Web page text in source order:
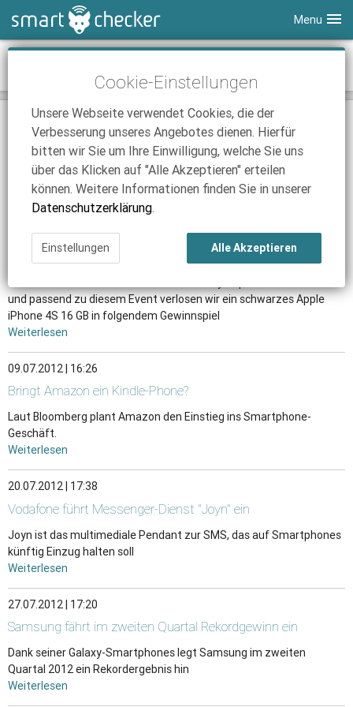
Menu
Smartphone Vergleich
Anbieter
iPhone Tarifvergleich
News
Ratgeber
Tarifvergleich
Tablet Vergleich
Surfsticks
iPad Tarifvergleich
News
Tarifvergleich
Internetanbieter
DSL Tarife
News
SmartChecker TV
02.07.2012 | 15:56
Roamingverordnung: EU reguliert erneut Roaming-Gebühren
Seit dem 1. Juli ist das Telefonieren, Texten und Surfen im EU-
Ausland erneut preiswerter geworden.
Weiterlesen
05.07.2012 | 09:34
Homestory Cup V - Gewinnspiel
Heute um 14.00 Uhr startet der Homestory Cup V auf Taketv.net
und passend zu diesem Event verlosen wir ein schwarzes Apple
iPhone 4S 16 GB in folgendem Gewinnspiel
Weiterlesen
09.07.2012 | 16:26
Bringt Amazon ein Kindle-Phone?
Laut Bloomberg plant Amazon den Einstieg ins Smartphone-
Geschäft.
Weiterlesen
20.07.2012 | 17:38
Vodafone führt Messenger-Dienst "Joyn" ein
Joyn ist das multimediale Pendant zur SMS, das auf Smartphones
künftig Einzug halten soll
Weiterlesen
27.07.2012 | 17:20
Samsung fährt im zweiten Quartal Rekordgewinn ein
Dank seiner Galaxy-Smartphones legt Samsung im zweiten
Quartal 2012 ein Rekordergebnis hin
Weiterlesen
Cookie-Einstellungen
Unsere Webseite verwendet Cookies, die der
Verbesserung unseres Angebotes dienen. Hierfür
bitten wir Sie um Ihre Einwilligung, welche Sie uns
über das Klicken auf "Alle Akzeptieren" erteilen
können. Weitere Informationen finden Sie in unserer
Datenschutzerklärung.
Einstellungen Alle Akzeptieren